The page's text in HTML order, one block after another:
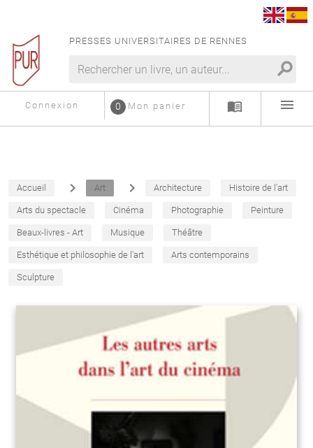
PRESSES UNIVERSITAIRES DE RENNES
search
Connexion Mon panier
0 menu_book menu
Accueil navigate_next Art navigate_next Architecture Histoire de l'art
Arts du spectacle Cinéma Photographie Peinture
Beaux-livres - Art Musique Théâtre
Esthétique et philosophie de l'art Arts contemporains
Sculpture